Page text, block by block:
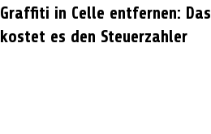
Graffiti in Celle entfernen: Das
kostet es den Steuerzahler